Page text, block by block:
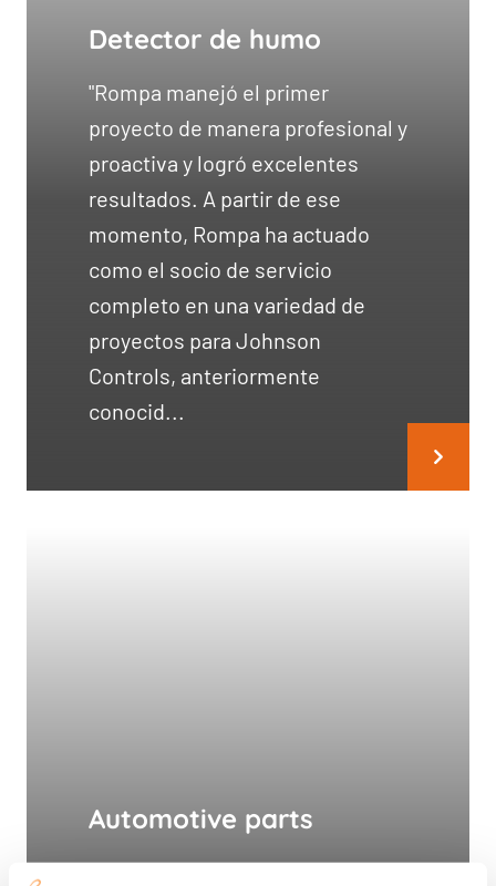
Detector de humo
"Rompa manejó el primer
proyecto de manera profesional y
proactiva y logró excelentes
resultados. A partir de ese
momento, Rompa ha actuado
como el socio de servicio
completo en una variedad de
proyectos para Johnson
Controls, anteriormente
conocid...
Automotive parts
The dedication and commitment